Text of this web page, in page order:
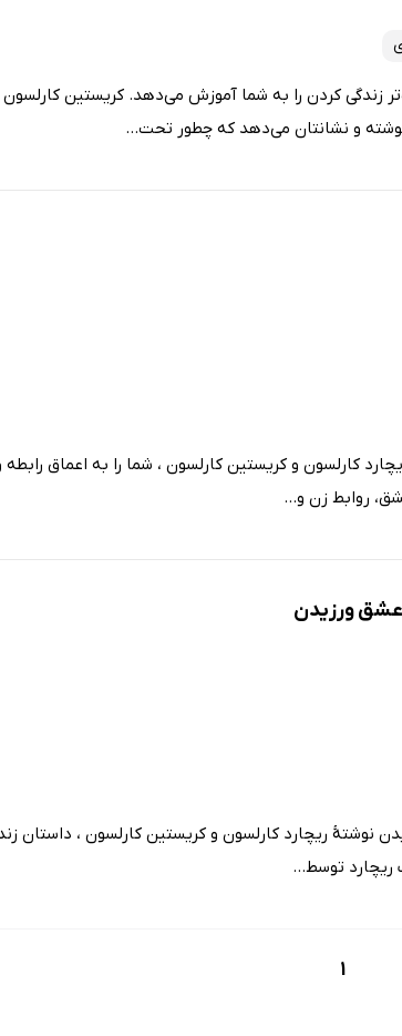
زندگی کردن را به شما آموزش می‌دهد. کریستین
و نشانتان می‌دهد که چطور تحت...
کارلسون و کریستین کارلسون ، شما را به اعماق رابطه
روابط زن و...
عشق ورزیدن
نوشتهٔ ریچارد کارلسون و کریستین کارلسون ، داستان
ریچارد توسط...
1